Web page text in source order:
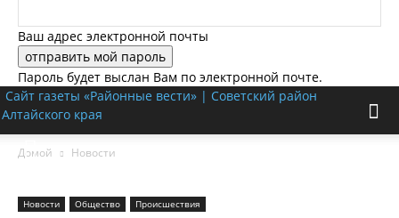
Ваш адрес электронной почты
Пароль будет выслан Вам по электронной почте.
Сайт газеты «Районные вести» | Советский район
Алтайского края
Домой Новости
Новости Общество Происшествия